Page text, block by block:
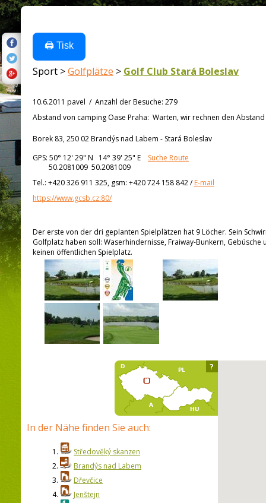
🖨️ Tisk
Sport >Golfplätze > Golf Club Stará Boleslav
10.6.2011 pavel / Anzahl der Besuche: 279
Abstand von camping Oase Praha: Warten, wir rechnen den
Borek 83, 250 02 Brandýs nad Labem - Stará Boleslav
GPS: 50° 12' 29" N 14° 39' 25" E
Suche Route
50.2081009 50.2081009
Tel.: +420 326 911 325, gsm: +420 724 158 842/E-mail
https://www.gcsb.cz:80/
Der erste von der dri geplanten Spielplätzen hat 9 Löcher. Sein
Golfplatz haben soll: Waserhindernisse, Fraiway-Bunkern,
keinen öffentlichen Spielplatz.
In der Nähe finden Sie auch:
1.
Středověký skanzen
2.
Brandýs nad Labem
3.
Dřevčice
4.
Jenštejn
?